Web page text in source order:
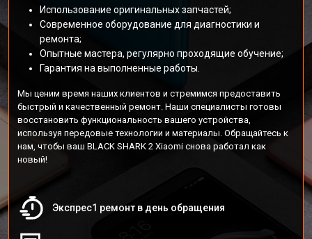
Использование оригинальных запчастей;
Современное оборудование для диагностики и
ремонта;
Опытные мастера, регулярно проходящие обучение;
Гарантия на выполненные работы.
Мы ценим время наших клиентов и стремимся предоставить
быстрый и качественный ремонт. Наши специалисты готовы
восстановить функциональность вашего устройства,
используя передовые технологии и материалы. Обращайтесь к
нам, чтобы ваш BLACK SHARK 2 Xiaomi снова работал как
новый!
Экспрес1 ремонт в день обращения